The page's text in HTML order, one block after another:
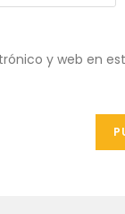
y web en